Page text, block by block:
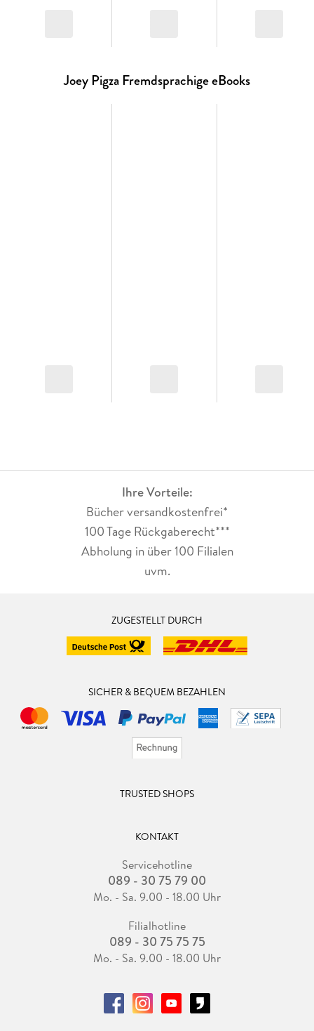
Joey Pigza Fremdsprachige eBooks
Ihre Vorteile:
Bücher versandkostenfrei*
100 Tage Rückgaberecht***
Abholung in über 100 Filialen
uvm.
ZUGESTELLT DURCH
SICHER & BEQUEM BEZAHLEN
TRUSTED SHOPS
KONTAKT
Servicehotline
089 - 30 75 79 00
Mo. - Sa. 9.00 - 18.00 Uhr
Filialhotline
089 - 30 75 75 75
Mo. - Sa. 9.00 - 18.00 Uhr